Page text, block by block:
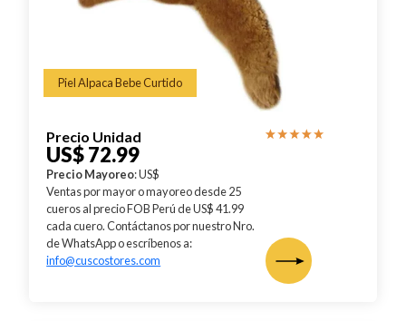
Piel Alpaca Bebe Curtido
Precio Unidad
US$ 72.99
Precio Mayoreo: US$
Ventas por mayor o mayoreo desde 25
cueros al precio FOB Perú de US$ 41.99
cada cuero. Contáctanos por nuestro Nro.
de WhatsApp o escríbenos a:
info@cuscostores.com